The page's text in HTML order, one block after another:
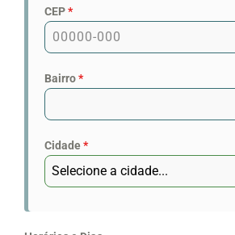
CEP*
Bairro*
Cidade*
Selecione a cidade...